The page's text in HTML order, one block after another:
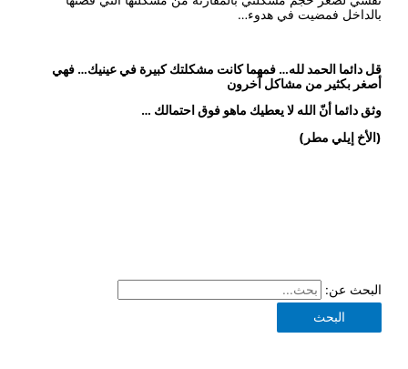
بالداخل فمضيت في هدوء…
قل دائما الحمد لله… فمهما كانت مشكلتككبيرة في عينيك… فهي
أصغر بكثير من مشاكل آخرون
وثق دائما أنّ الله لا يعطيك ماهو فوق احتمالك …
(الأخ إيلي مطر)
البحث عن: